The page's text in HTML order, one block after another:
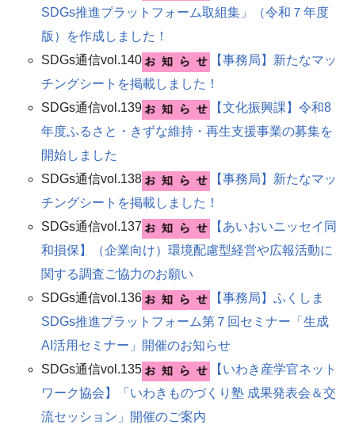
SDGs推進プラットフォーム取組集」（令和７年度
版）を作成しました！​
SDGs通信vol.140
【事務局】新たなマッ
チングシートを掲載しました！
SDGs通信vol.139
【文化振興課】令和8
年度ふるさと・きずな維持・再生支援事業の募集を
開始しました
SDGs通信vol.138
【事務局】新たなマッ
チングシートを掲載しました！
SDGs通信vol.137
【あいおいニッセイ同
和損保】（企業向け）環境配慮型経営や広報活動に
関する調査ご協力のお願い​
SDGs通信vol.136
【事務局】ふくしま
SDGs推進プラットフォーム第７回セミナー「生成
AI活用セミナー」開催のお知らせ
SDGs通信vol.135
【いわき産学官ネット
ワーク協会】「いわきものづくり塾 成果発表会＆交
流セッション」開催のご案内